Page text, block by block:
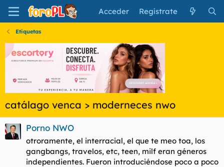
Acceder Regístrate
Etiquetas
catálago venca > moderneces nwo
Porno NWO
otroramente, el interracial, el que te meo toa, los
gangbangs, travelos, etc, teen, milf eran géneros
independientes. Fueron introduciéndose poco a poco